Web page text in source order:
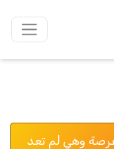
وهي لم تعد